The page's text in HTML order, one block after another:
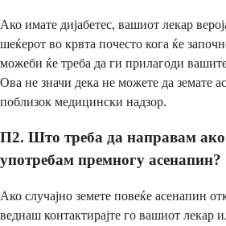
Ако имате дијабетес, вашиот лекар
шеќерот во крвта почесто кога ќе
можеби ќе треба да ги прилагоди вашите
Ова не значи дека не можете да земате
поблизок медицински надзор.
П2. Што треба да направам ако
употребам премногу асенапин?
Ако случајно земете повеќе асенапин
веднаш контактирајте го вашиот лекар